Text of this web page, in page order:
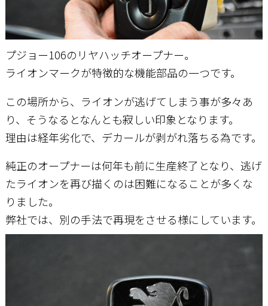
プジョー106のリヤハッチオープナー。
ライオンマークが特徴的な機能部品の一つです。
この場所から、ライオンが逃げてしまう事が多々あ
り、そうなるとなんとも寂しい印象となります。
理由は経年劣化で、デカールが剥がれ落ちる為です。
純正のオープナーは何年も前に生産終了となり、逃げ
たライオンを再び描くのは困難になることが多くな
りました。
弊社では、別の手法で再現をさせる様にしています。